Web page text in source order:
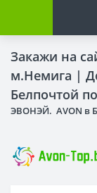
Закажи на
м.Немига |
Белпочтой
ЭВОНЭЙ. AVON в